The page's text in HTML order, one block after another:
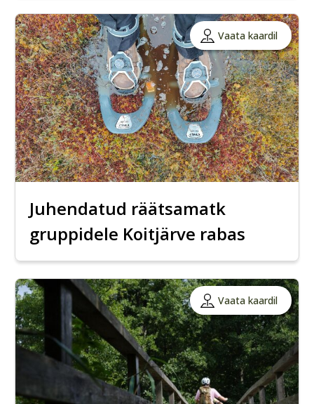
Vaata kaardil
Juhendatud räätsamatk
gruppidele Koitjärve rabas
Vaata kaardil